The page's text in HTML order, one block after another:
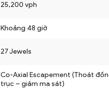
25,200 vph
Khoảng 48 giờ
27 Jewels
Co-Axial Escapement (Thoát
trục – giảm ma sát)